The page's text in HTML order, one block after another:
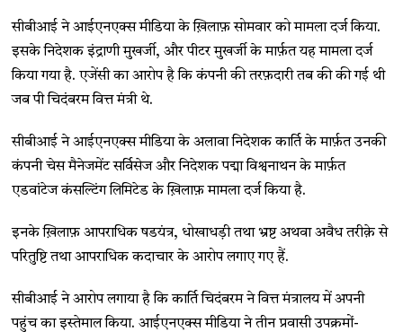
सीबीआई ने आईएनएक्स मीडिया के ख़िलाफ़ सोमवार को मामला दर्ज किया.
इसके निदेशक इंद्राणी मुखर्जी, और पीटर मुखर्जी के मार्फ़त यह मामला दर्ज
किया गया है. एजेंसी का आरोप है कि कंपनी की तरफ़दारी तब की की गई थी
जब पी चिदंबरम वित्त मंत्री थे.
सीबीआई ने आईएनएक्स मीडिया के अलावा निदेशक कार्ति के मार्फ़त उनकी
कंपनी चेस मैनेजमेंट सर्विसेज और निदेशक पद्मा विश्वनाथन के मार्फ़त
एडवांटेज कंसल्टिंग लिमिटेड के ख़िलाफ़ मामला दर्ज किया है.
इनके ख़िलाफ़ आपराधिक षडयंत्र, धोखाधड़ी तथा भ्रष्ट अथवा अवैध तरीक़े से
परितुष्टि तथा आपराधिक कदाचार के आरोप लगाए गए हैं.
सीबीआई ने आरोप लगाया है कि कार्ति चिदंबरम ने वित्त मंत्रालय में अपनी
पहुंच का इस्तेमाल किया. आईएनएक्स मीडिया ने तीन प्रवासी उपक्रमों-